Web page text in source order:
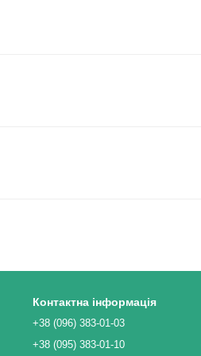
Контактна інформація
+38 (096) 383-01-03
+38 (095) 383-01-10